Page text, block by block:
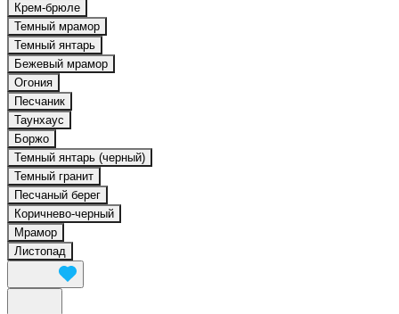
Крем-брюле
Темный мрамор
Темный янтарь
Бежевый мрамор
Огония
Песчаник
Таунхаус
Боржо
Темный янтарь (черный)
Темный гранит
Песчаный берег
Коричнево-черный
Мрамор
Листопад